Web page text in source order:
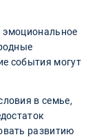
эмоциональное
события могут
в семье,
развитию